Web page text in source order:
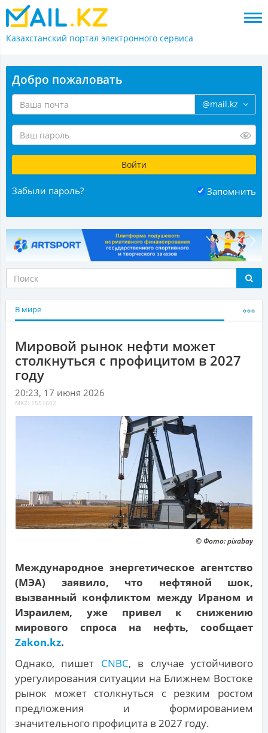
Казахстанский портал электронного сервиса
Добро пожаловать
@mail.kz
Забыли пароль? Запомнить
В мире
Мировой рынок нефти может
столкнуться с профицитом в 2027
году
20:23, 17 июня 2026
MKZ: 1551602
© Фото: pixabay
Международное энергетическое агентство
(МЭА) заявило, что нефтяной шок,
вызванный конфликтом между Ираном и
Израилем, уже привел к снижению
мирового спроса на нефть, сообщает
Zakon.kz.
Однако, пишет CNBC, в случае устойчивого
урегулирования ситуации на Ближнем Востоке
рынок может столкнуться с резким ростом
предложения и формированием
значительного профицита в 2027 году.